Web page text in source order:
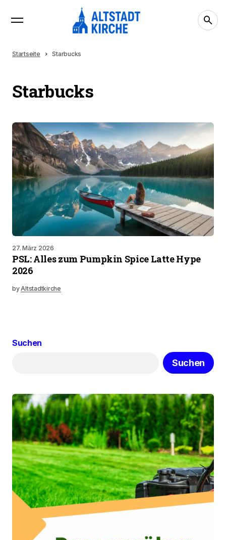
Startseite Starbucks
Starbucks
27. März 2026
PSL: Alles zum Pumpkin Spice Latte Hype
2026
byAltstadtkirche
Suchen
Suchen